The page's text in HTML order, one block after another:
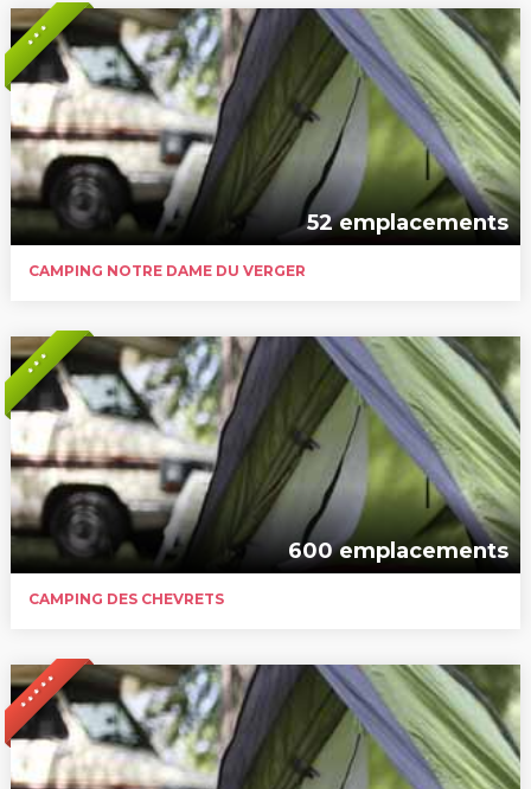
* * *
52 emplacements
CAMPING NOTRE DAME DU VERGER
* * *
600 emplacements
CAMPING DES CHEVRETS
* * * * *